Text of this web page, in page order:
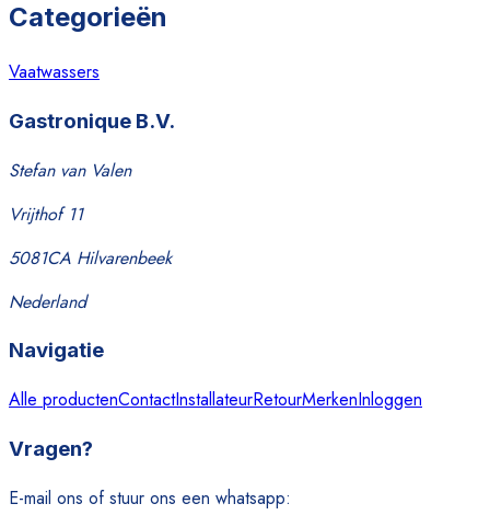
Categorieën
Vaatwassers
Gastronique B.V.
Stefan van Valen
Vrijthof 11
5081CA Hilvarenbeek
Nederland
Navigatie
Alle productenContactInstallateurRetourMerkenInloggen
Vragen?
E-mail ons of stuur ons een whatsapp: